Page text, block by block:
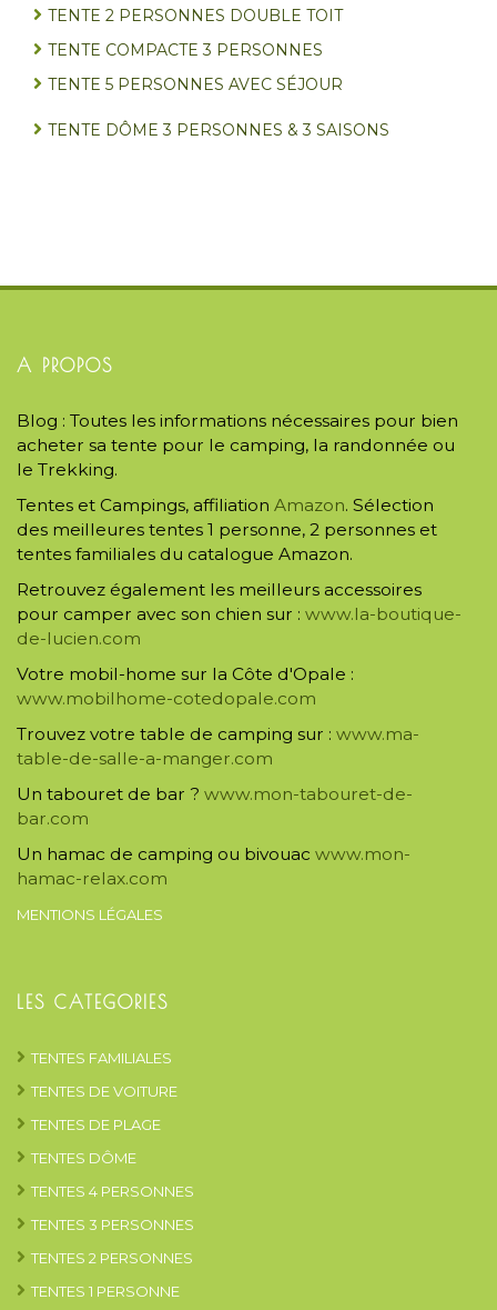
TENTE 2 PERSONNES DOUBLE TOIT
TENTE COMPACTE 3 PERSONNES
TENTE 5 PERSONNES AVEC SÉJOUR
TENTE DÔME 3 PERSONNES & 3 SAISONS
A PROPOS
Blog : Toutes les informations nécessaires pour bien
acheter sa tente pour le camping, la randonnée ou
le Trekking.
Tentes et Campings, affiliation Amazon. Sélection
des meilleures tentes 1 personne, 2 personnes et
tentes familiales du catalogue Amazon.
Retrouvez également les meilleurs accessoires
pour camper avec son chien sur : www.la-boutique-
de-lucien.com
Votre mobil-home sur la Côte d'Opale :
www.mobilhome-cotedopale.com
Trouvez votre table de camping sur : www.ma-
table-de-salle-a-manger.com
Un tabouret de bar ? www.mon-tabouret-de-
bar.com
Un hamac de camping ou bivouac www.mon-
hamac-relax.com
MENTIONS LÉGALES
LES CATEGORIES
TENTES FAMILIALES
TENTES DE VOITURE
TENTES DE PLAGE
TENTES DÔME
TENTES 4 PERSONNES
TENTES 3 PERSONNES
TENTES 2 PERSONNES
TENTES 1 PERSONNE